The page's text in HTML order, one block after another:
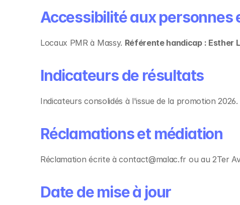
Accessibilité aux personnes
Locaux PMR à Massy. Référente handicap : Esther
Indicateurs de résultats
Indicateurs consolidés à l'issue de la promotion 2026.
Réclamations et médiation
Réclamation écrite à contact@malac.fr ou au 2Ter
Date de mise à jour
Découvrir aussi
Japonais A1 - Grands
PourAdultes
japonais : maîtriser les hiragana,
conversation simple. ようこそ